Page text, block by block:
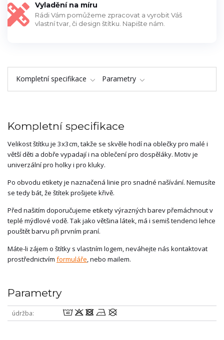
Vyladění na míru
Rádi Vám pomůžeme zpracovat a vyrobit Váš
vlastní tvar, či design štítku. Napište nám.
Kompletní specifikace Parametry
Kompletní specifikace
Velikost štítku je 3x3cm, takže se skvěle hodí na oblečky pro malé i
větší děti a dobře vypadají i na oblečení pro dospěláky. Motiv je
univerzální pro holky i pro kluky.
Po obvodu etikety je naznačená linie pro snadné našívání. Nemusíte
se tedy bát, že štítek prošijete křivě.
Před našitím doporučujeme etikety výrazných barev přemáchnout v
teplé mýdlové vodě. Tak jako většina látek, má i semiš tendenci lehce
pouštět barvu při prvním praní.
Máte-li zájem o štítky s vlastním logem, neváhejte nás kontaktovat
prostřednictvím formuláře, nebo mailem.
Parametry
údržba 8odnU